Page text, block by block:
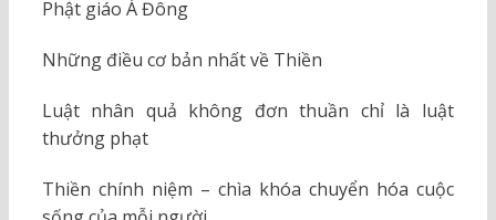
Phật giáo Á Đông
Những điều cơ bản nhất về Thiền
Luật nhân quả không đơn thuần chỉ là luật
thưởng phạt
Thiền chính niệm – chìa khóa chuyển hóa cuộc